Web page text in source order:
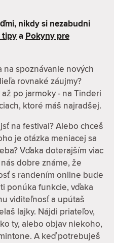
nikdy si nezabudni
tipya Pokyny pre
spoznávanie nových
rovnaké záujmy?
po jarmoky - na Tinderi
ktoré máš najradšej.
na festival? Alebo chceš
je otázka meniacej sa
Vďaka doterajším viac
dobre známe, že
s randením online bude
ponúka funkcie, vďaka
viditeľnosť a upútaš
lajky. Nájdi priateľov,
ty, alebo objav niekoho,
A keď potrebuješ